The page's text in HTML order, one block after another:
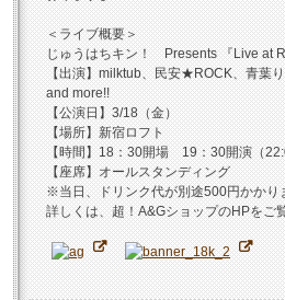
＜ライブ概要＞
じゅうはちキン！ Presents 『Live at
【出演】milktub、民安★ROCK、青葉
and more!!
【公演日】3/18（金）
【場所】新宿ロフト
【時間】18：30開場 19：30開演（
【座席】オールスタンディング
※当日、ドリンク代が別途500円かかり
詳しくは、超！A&GショップのHPをご